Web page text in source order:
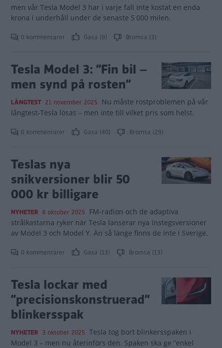
men vår Tesla Model 3 har i varje fall inte kostat en enda
krona i underhåll under de senaste 5 000 milen.
0 kommentarer Gasa (9) Bromsa (3)
Tesla Model 3: ”Fin bil –
men synd på rosten”
LÅNGTEST 21 november 2025 Nu måste rostproblemen på vår
långtest-Tesla lösas – men inte till vilket pris som helst.
0 kommentarer Gasa (40) Bromsa (29)
Teslas nya
snikversioner blir 50
000 kr billigare
NYHETER 8 oktober 2025 FM-radion och de adaptiva
strålkastarna ryker när Tesla lanserar nya instegsversioner
av Model 3 och Model Y. Än så länge finns de inte i Sverige.
0 kommentarer Gasa (13) Bromsa (13)
Tesla lockar med
”precisionskonstruerad”
blinkersspak
NYHETER 3 oktober 2025 Tesla tog bort blinkersspaken i
Model 3 – men nu återinförs den. Spaken ska ge ”enkel